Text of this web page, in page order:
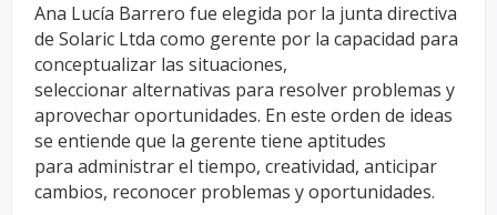
Ana Lucía Barrero fue elegida por la junta directiva
de Solaric Ltda como gerente por la capacidad para
conceptualizar las situaciones,
seleccionaralternativas para resolver problemas y
aprovechar oportunidades. En este orden de ideas
se entiende que la gerente tiene aptitudes
para administrar el tiempo, creatividad, anticipar
cambios, reconocer problemas y oportunidades.